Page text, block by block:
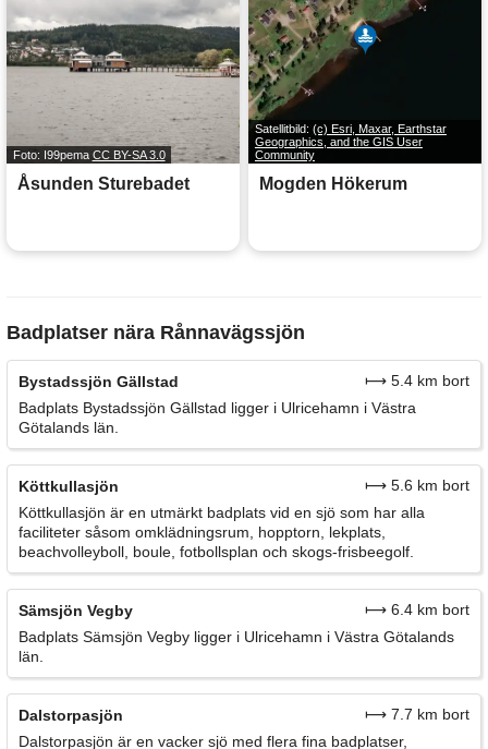
Foto: I99pema CC BY-SA 3.0
Åsunden Sturebadet
Satellitbild: (c) Esri, Maxar, Earthstar
Geographics, and the GIS User
Community
Mogden Hökerum
Badplatser nära Rånnavägssjön
Bystadssjön Gällstad
⟼ 5.4 km bort
Badplats Bystadssjön Gällstad ligger i Ulricehamn i Västra
Götalands län.
Köttkullasjön
⟼ 5.6 km bort
Köttkullasjön är en utmärkt badplats vid en sjö som har alla
faciliteter såsom omklädningsrum, hopptorn, lekplats,
beachvolleyboll, boule, fotbollsplan och skogs-frisbeegolf.
Sämsjön Vegby
⟼ 6.4 km bort
Badplats Sämsjön Vegby ligger i Ulricehamn i Västra Götalands
län.
Dalstorpasjön
⟼ 7.7 km bort
Dalstorpasjön är en vacker sjö med flera fina badplatser,